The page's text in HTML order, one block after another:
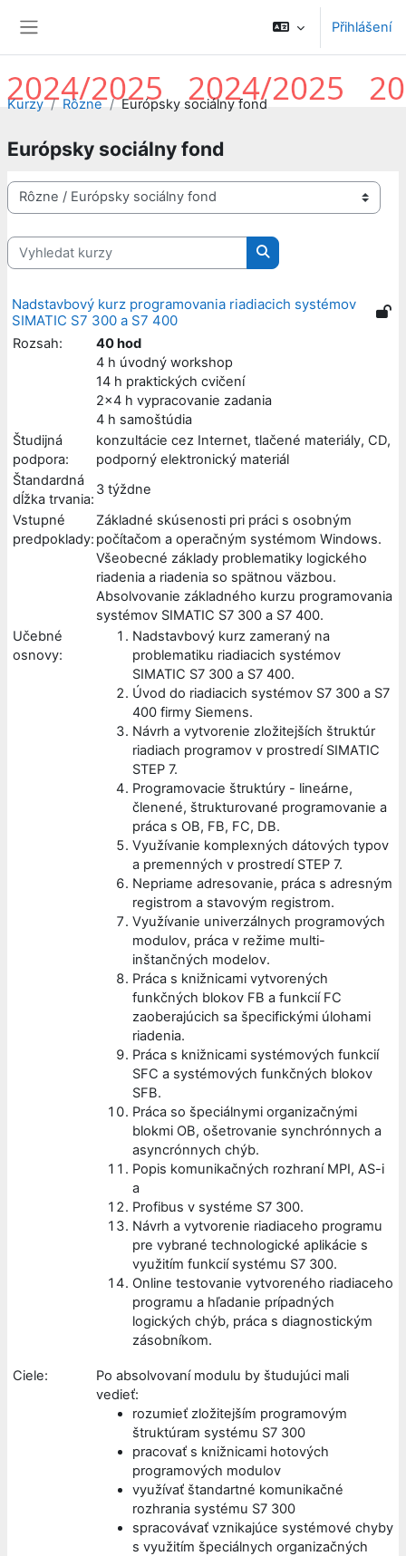
Přihlášení
Kurzy Rôzne Európsky sociálny fond
Európsky sociálny fond
Kategorie kurzů
Vyhledat kurzy
Vyhledat kurzy
Nadstavbový kurz programovania riadiacich systémov
SIMATIC S7 300 a S7 400
Rozsah:
40 hod
4 h úvodný workshop
14 h praktických cvičení
2x4 h vypracovanie zadania
4 h samoštúdia
Študijná
podpora:
konzultácie cez Internet, tlačené materiály, CD,
podporný elektronický materiál
Štandardná
dĺžka trvania:
3 týždne
Vstupné
predpoklady:
Základné skúsenosti pri práci s osobným
počítačom a operačným systémom Windows.
Všeobecné základy problematiky logického
riadenia a riadenia so spätnou väzbou.
Absolvovanie základného kurzu programovania
systémov SIMATIC S7 300 a S7 400.
Učebné
osnovy:
Nadstavbový kurz zameraný na
problematiku riadiacich systémov
SIMATIC S7 300 a S7 400.
Úvod do riadiacich systémov S7 300 a S7
400 firmy Siemens.
Návrh a vytvorenie zložitejších štruktúr
riadiach programov v prostredí SIMATIC
STEP 7.
Programovacie štruktúry - lineárne,
členené, štrukturované programovanie a
práca s OB, FB, FC, DB.
Využívanie komplexných dátových typov
a premenných v prostredí STEP 7.
Nepriame adresovanie, práca s adresným
registrom a stavovým registrom.
Využívanie univerzálnych programových
modulov, práca v režime multi-
inštančných modelov.
Práca s knižnicami vytvorených
funkčných blokov FB a funkcií FC
zaoberajúcich sa špecifickými úlohami
riadenia.
Práca s knižnicami systémových funkcií
SFC a systémových funkčných blokov
SFB.
Práca so špeciálnymi organizačnými
blokmi OB, ošetrovanie synchrónnych a
asyncrónnych chýb.
Popis komunikačných rozhraní MPI, AS-i
a
Profibus v systéme S7 300.
Návrh a vytvorenie riadiaceho programu
pre vybrané technologické aplikácie s
využitím funkcií systému S7 300.
Online testovanie vytvoreného riadiaceho
programu a hľadanie prípadných
logických chýb, práca s diagnostickým
zásobníkom.
Ciele:
Po absolvovaní modulu by študujúci mali
vedieť:
rozumieť zložitejším programovým
štruktúram systému S7 300
pracovať s knižnicami hotových
programových modulov
využívať štandartné komunikačné
rozhrania systému S7 300
spracovávať vznikajúce systémové chyby
s využitím špeciálnych organizačných